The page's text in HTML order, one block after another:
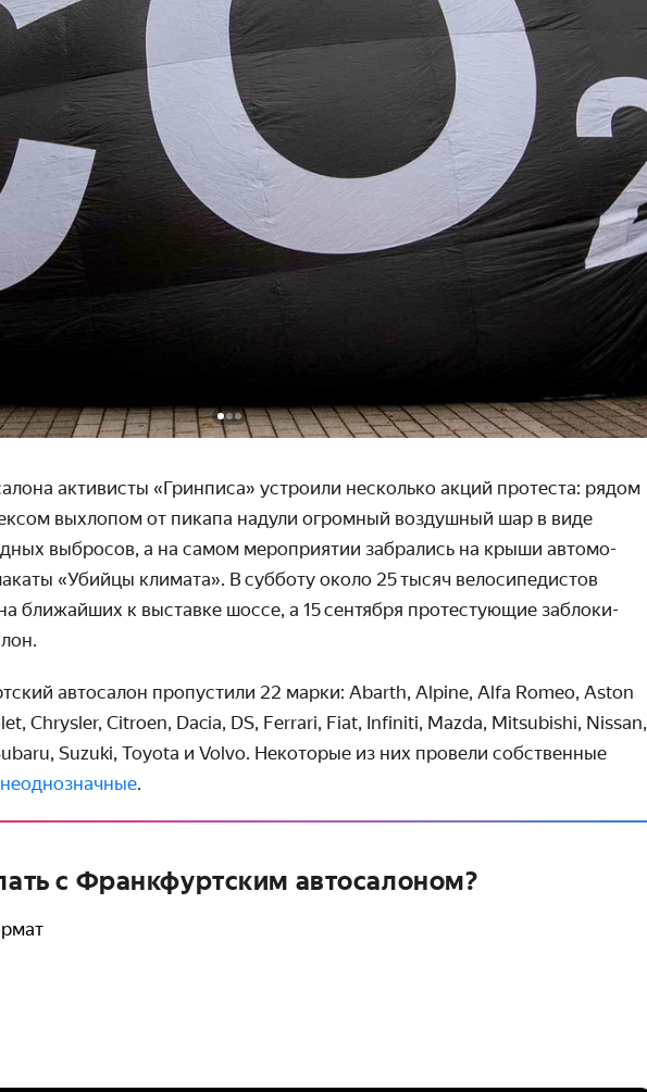
активисты «Гринписа» устроили несколько акций протеста: рядом
выхлопом от пикапа надули огромный воздуш­ный шар в виде
выбросов, а на самом меро­приятии забрались на крыши автомо­
«Убийцы климата». В субботу около 25 тысяч велоси­педистов
ближайших к выставке шоссе, а 15 сентября протесту­ющие заблоки­
автосалон про­пустили 22 марки: Abarth, Alpine, Alfa Romeo, Aston
Chrysler, Citroen, Dacia, DS, Ferrari, Fiat, Infiniti, Mazda, Mitsubishi, Nissan,
Suzuki, Toyota и Volvo. Некоторые из них провели соб­ствен­ные
неоднозначные.
с Франкфуртским автосалоном?